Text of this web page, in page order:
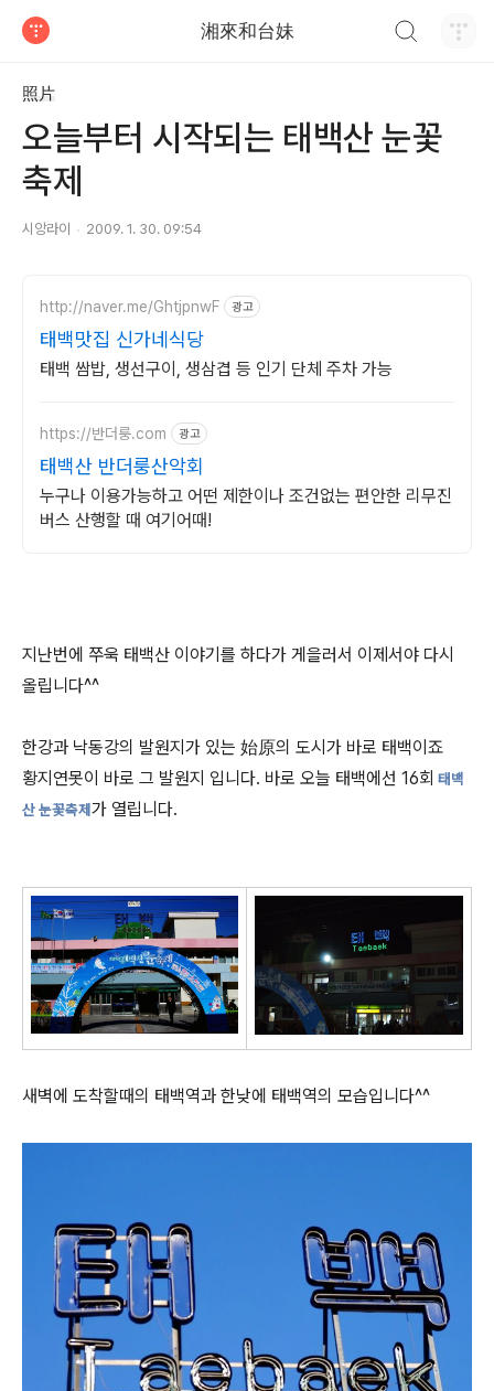
湘來和台妹
照片
오늘부터 시작되는 태백산 눈꽃
축제
시앙라이 2009. 1. 30. 09:54
http://naver.me/GhtjpnwF 광고
태백맛집 신가네식당
태백 쌈밥, 생선구이, 생삼겹 등 인기 단체 주차 가능
https://반더룽.com 광고
태백산 반더룽산악회
누구나 이용가능하고 어떤 제한이나 조건없는 편안한 리무진
버스 산행할 때 여기어때!
지난번에 쭈욱 태백산 이야기를 하다가 게을러서 이제서야 다시
올립니다^^
한강과 낙동강의 발원지가 있는 始原의 도시가 바로 태백이죠
황지연못이 바로 그 발원지 입니다. 바로 오늘 태백에선 16회 태백
산 눈꽃축제가 열립니다.
새벽에 도착할때의 태백역과 한낮에 태백역의 모습입니다^^